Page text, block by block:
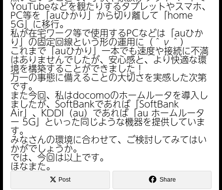
YouTubeなどを観たりするタブレットやスマホ、
PC等を「auひかり」から切り離して「home
5G」に移行。
私が在宅ワーク等で使用するPCなどは「auひか
り」の固定回線という形の運用に（＾ν＾）
これまで「auひかり」一本でも速度や接続に不満
はありませんでしたが、安心感と、より快適な環
境を構築することができました！
万一の事態に備えることの大切さを実感した次第
です。
また今回、私はdocomoのホームルータを導入し
ましたが、SoftBankであれば「SoftBank
Air」、KDDI（au）であれば「au ホームルータ
ー 5G」といった同じような機器を提供していま
す。
みなさんの環境に合わせて、ご検討してみてはい
かがでしょうか。
では、今回は以上です。
ほなまた。
Post Share